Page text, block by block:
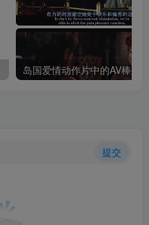
提交